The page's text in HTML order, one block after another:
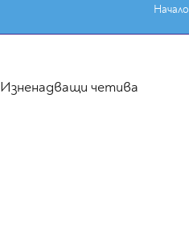
Начало
Изненадващи четива